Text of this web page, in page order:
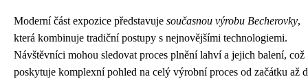
Moderní část expozice představuje současnou výrobu Becherovky,
která kombinuje tradiční postupy s nejnovějšími technologiemi.
Návštěvníci mohou sledovat proces plnění lahví a jejich balení, což
poskytuje komplexní pohled na celý výrobní proces od začátku až